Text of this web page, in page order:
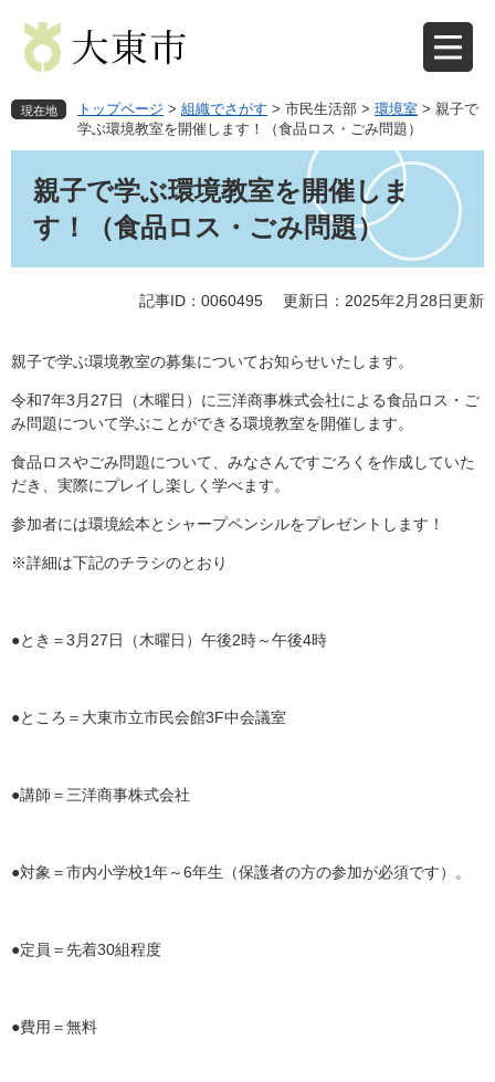
先
で
を
ば
へ
現在地 トップページ > 組織でさがす > 市民生活部 > 環境室 > 親子で
学ぶ環境教室を開催します！（食品ロス・ごみ問題）
親子で学ぶ環境教室を開催しま
す！（食品ロス・ごみ問題）
記事ID：0060495 更新日：2025年2月28日更新
親子で学ぶ環境教室の募集についてお知らせいたします。
令和7年3月27日（木曜日）に三洋商事株式会社による食品ロス・ご
み問題について学ぶことができる環境教室を開催します。
食品ロスやごみ問題について、みなさんですごろくを作成していた
だき、実際にプレイし楽しく学べます。
参加者には環境絵本とシャープペンシルをプレゼントします！
※詳細は下記のチラシのとおり
●とき＝3月27日（木曜日）午後2時～午後4時
●ところ＝大東市立市民会館3F中会議室
●講師＝三洋商事株式会社
●対象＝市内小学校1年～6年生（保護者の方の参加が必須です）。
●定員＝先着30組程度
●費用＝無料